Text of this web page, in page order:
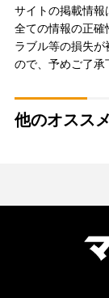
サイトの掲載情報
全ての情報の正確
ラブル等の損失
ので、予めご了承
他のオスス